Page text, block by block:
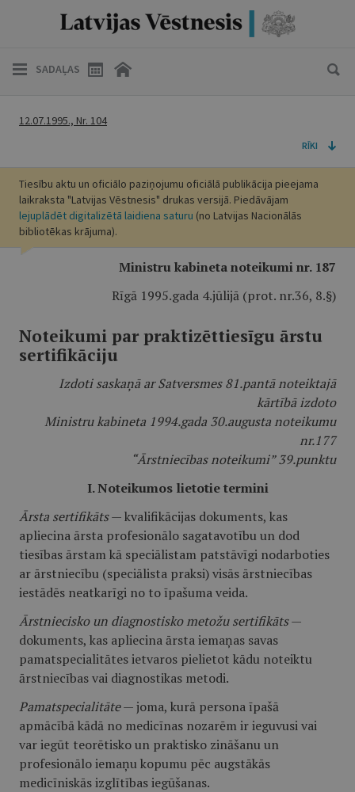
SADAĻAS
12.07.1995., Nr. 104
RĪKI
Tiesību aktu un oficiālo paziņojumu oficiālā publikācija pieejama
laikraksta "Latvijas Vēstnesis" drukas versijā. Piedāvājam
lejuplādēt digitalizētā laidiena saturu (no Latvijas Nacionālās
bibliotēkas krājuma).
Ministru kabineta noteikumi nr. 187
Rīgā 1995.gada 4.jūlijā (prot. nr.36, 8.§)
Noteikumi par praktizēttiesīgu ārstu
sertifikāciju
Izdoti saskaņā ar Satversmes 81.pantā noteiktajā
kārtībā izdoto
Ministru kabineta 1994.gada 30.augusta noteikumu
nr.177
“Ārstniecības noteikumi” 39.punktu
I. Noteikumos lietotie termini
Ārsta sertifikāts— kvalifikācijas dokuments, kas
apliecina ārsta profesionālo sagatavotību un dod
tiesības ārstam kā speciālistam patstāvīgi nodarboties
ar ārstniecību (speciālista praksi) visās ārstniecības
iestādēs neatkarīgi no to īpašuma veida.
Ārstniecisko un diagnostisko metožu sertifikāts—
dokuments, kas apliecina ārsta iemaņas savas
pamatspecialitātes ietvaros pielietot kādu noteiktu
ārstniecības vai diagnostikas metodi.
Pamatspecialitāte— joma, kurā persona īpašā
apmācībā kādā no medicīnas nozarēm ir ieguvusi vai
var iegūt teorētisko un praktisko zināšanu un
profesionālo iemaņu kopumu pēc augstākās
medicīniskās izglītības iegūšanas.